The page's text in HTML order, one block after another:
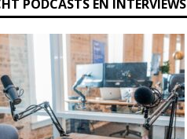
PODCASTS EN INTERVIEWS